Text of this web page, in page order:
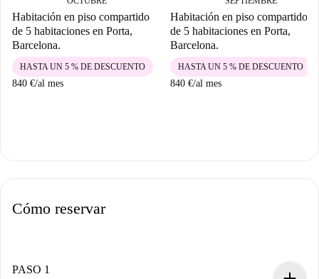
Habitación en piso compartido
de 5 habitaciones en Porta,
Barcelona.
840 €/al mes
HASTA UN 5 % DE DESCUENTO
Habitación en piso compartido
de 5 habitaciones en Porta,
Barcelona.
840 €/al mes
HASTA UN 5 % DE DESCUENTO
Cómo reservar
PASO 1